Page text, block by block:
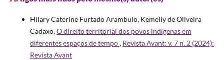
Hilary Caterine Furtado Arambulo, Kemelly de Oliveira
Cadaxo,O direito territorial dos povos indígenas em
diferentes espaços de tempo, Revista Avant: v. 7 n. 2 (2024):
Revista Avant